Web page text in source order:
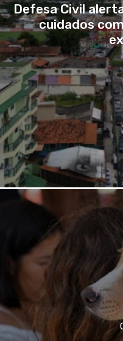
Defesa Civil
cuidados